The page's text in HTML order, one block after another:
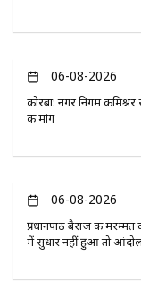
06-08-2026
कोरबा: नगर निगम कमिश्नर
की मांग
06-08-2026
प्रधानपाठ बैराज की
में सुधार नहीं हुआ तो